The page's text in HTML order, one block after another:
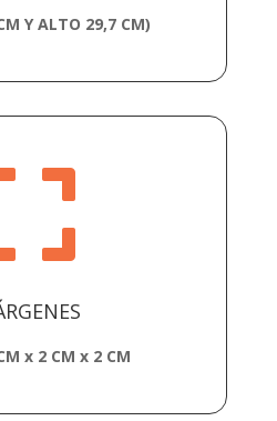
Y ALTO 29,7 CM)
x 2 CM x 2 CM